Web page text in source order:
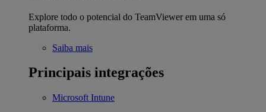
Explore todo o potencial do TeamViewer em uma só
plataforma.
Saiba mais
Principais integrações
Microsoft Intune